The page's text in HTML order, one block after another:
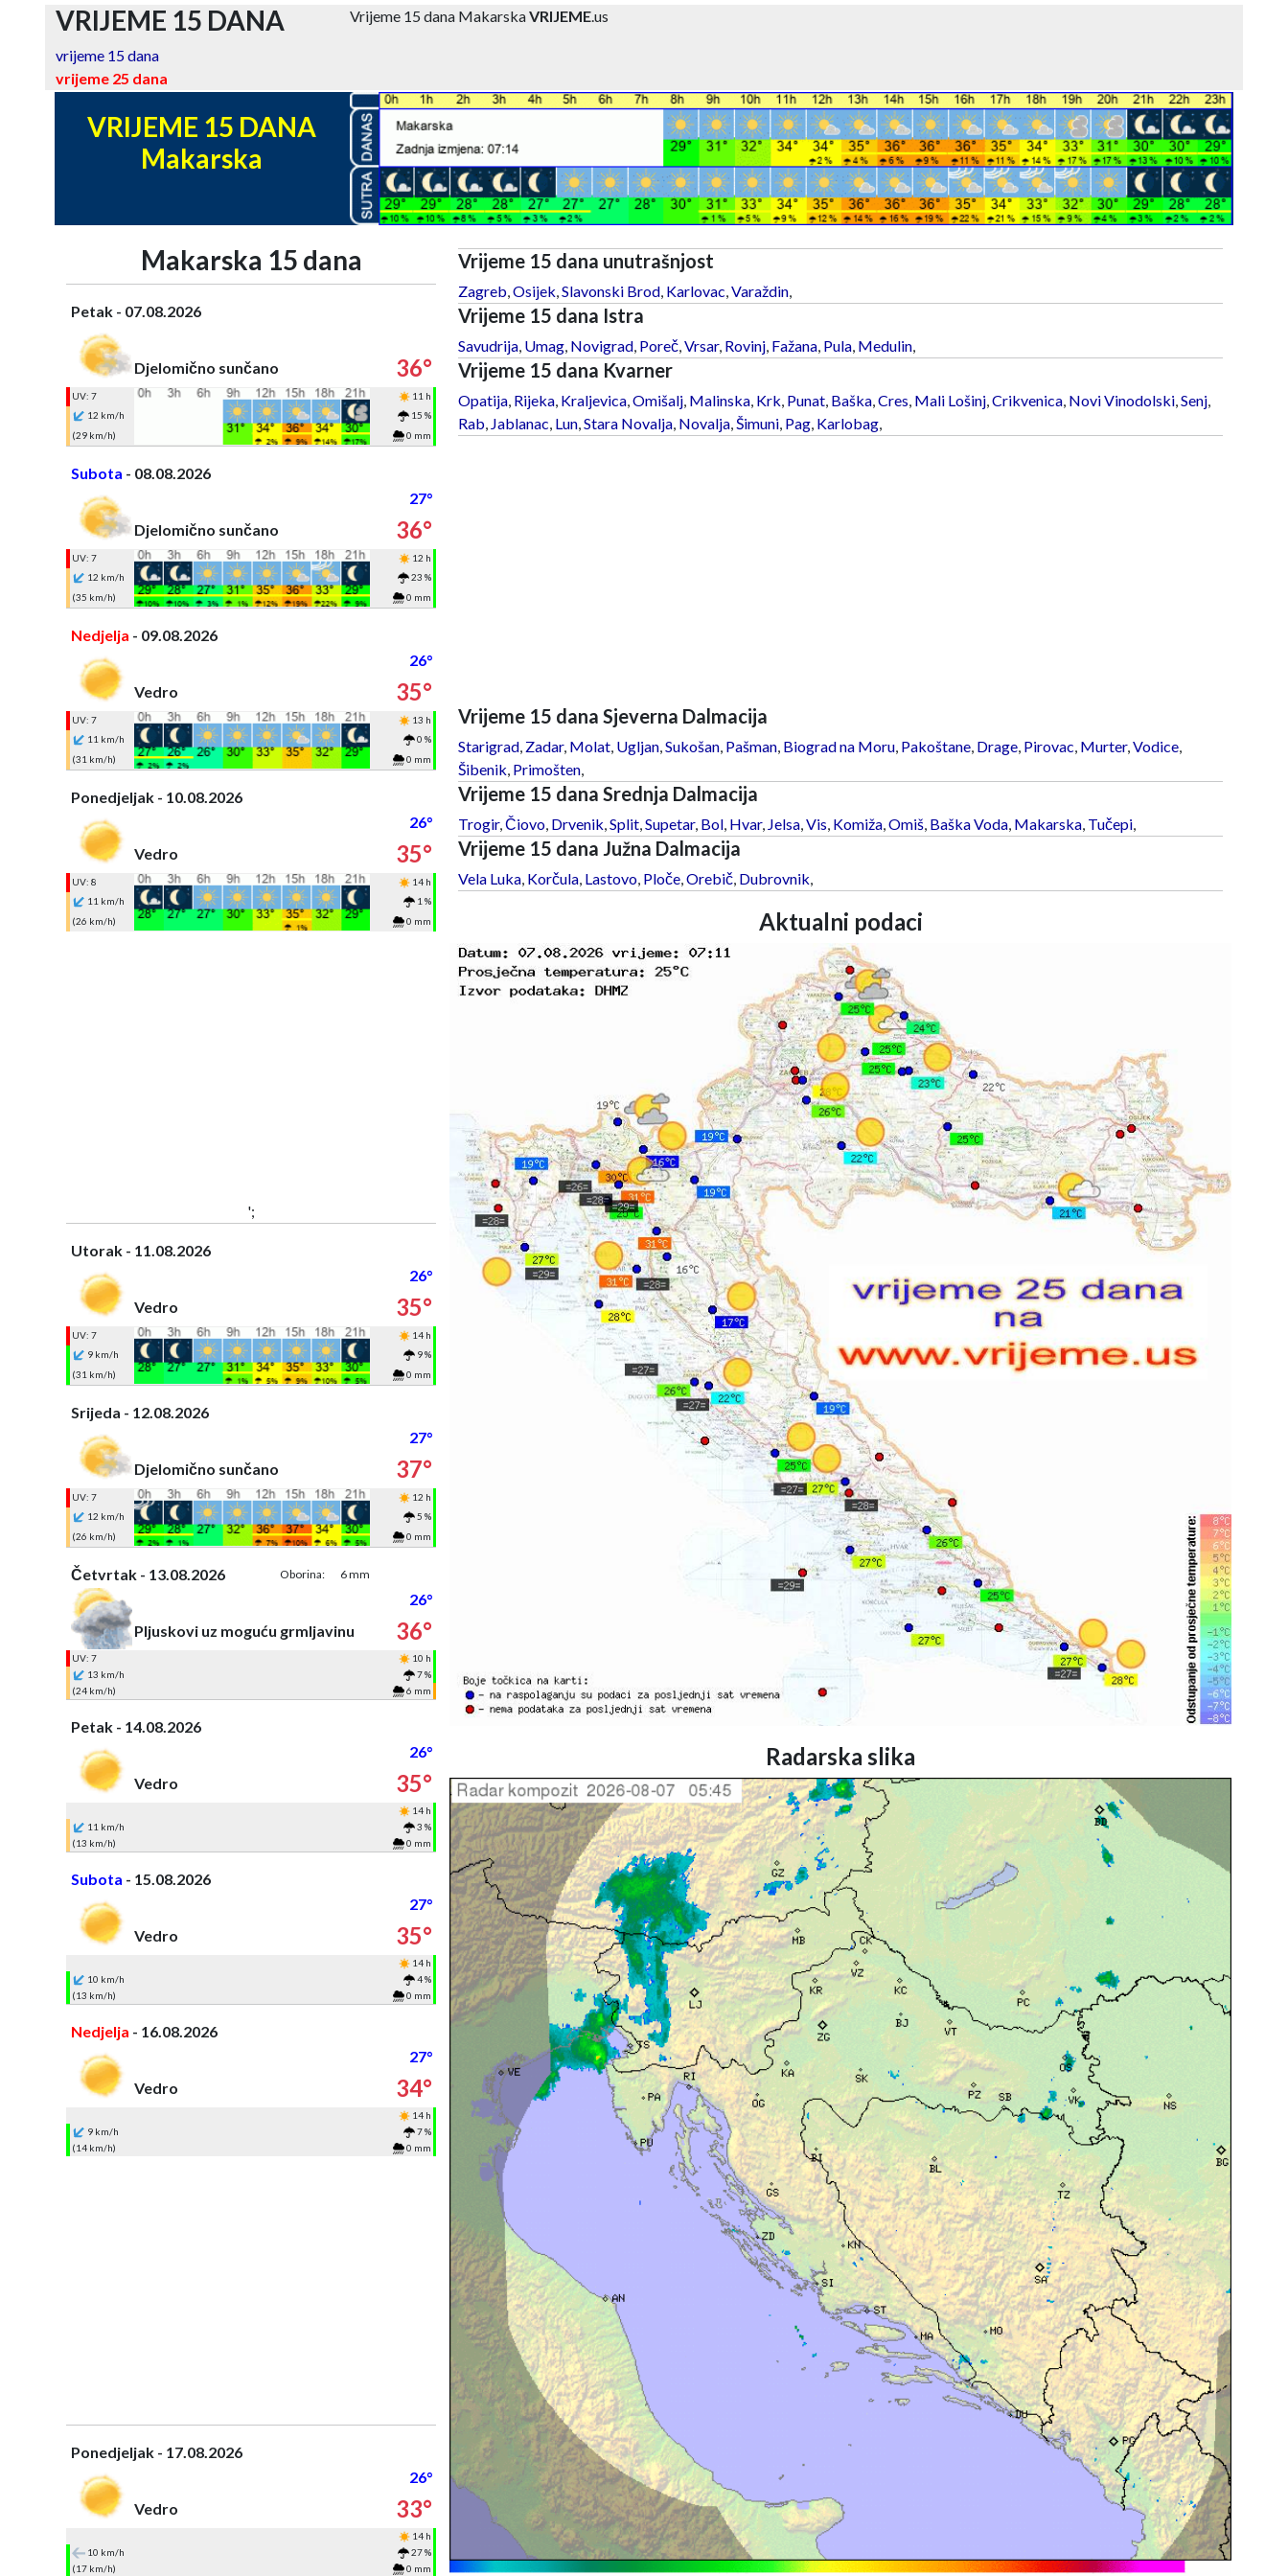
VRIJEME 15 DANA Vrijeme 15 dana MakarskaVRIJEME.us
vrijeme 15 dana
vrijeme 25 dana
VRIJEME 15 DANA
Makarska
Makarska 15 dana
Petak - 07.08.2026
Djelomično sunčano 36°
UV: 7
11 h
12 km/h
15 %
(29 km/h)
0 mm
Subota - 08.08.2026
27°
Djelomično sunčano
36°
UV: 7
12 h
12 km/h
23 %
(35 km/h)
0 mm
Nedjelja - 09.08.2026
26°
Vedro
35°
UV: 7
13 h
11 km/h
0 %
(31 km/h)
0 mm
Ponedjeljak - 10.08.2026
26°
Vedro
35°
UV: 8
14 h
11 km/h
1 %
(26 km/h)
0 mm
';
Utorak - 11.08.2026
26°
Vedro
35°
UV: 7
14 h
9 km/h
9 %
(31 km/h)
0 mm
Srijeda - 12.08.2026
27°
Djelomično sunčano
37°
UV: 7
12 h
12 km/h
5 %
(26 km/h)
0 mm
Četvrtak - 13.08.2026 Oborina: 6 mm
26°
Pljuskovi uz moguću grmljavinu
36°
UV: 7
10 h
13 km/h
7 %
(24 km/h)
6 mm
Petak - 14.08.2026
26°
Vedro
35°
14 h
11 km/h
3 %
(13 km/h)
0 mm
Subota - 15.08.2026
27°
Vedro
35°
14 h
10 km/h
4 %
(13 km/h)
0 mm
Nedjelja - 16.08.2026
27°
Vedro
34°
14 h
9 km/h
7 %
(14 km/h)
0 mm
Ponedjeljak - 17.08.2026
26°
Vedro
33°
14 h
10 km/h
27 %
(17 km/h)
0 mm
Vrijeme 15 dana unutrašnjost
Zagreb Osijek Slavonski Brod, Karlovac Varaždin,
Vrijeme 15 dana Istra
Savudrija, Umag, Novigrad, Poreč, Vrsar, Rovinj, Fažana, Pula, Medulin,
Vrijeme 15 dana Kvarner
Opatija, Rijeka, Kraljevica, Omišalj, Malinska, Krk Punat, Baška, Cres Mali Lošinj, Crikvenica, Novi Vinodolski, Senj,
Rab Jablanac Lun, Stara Novalja, Novalja, Šimuni, Pag, Karlobag,
Vrijeme 15 dana Sjeverna Dalmacija
Starigrad, Zadar, Molat, Ugljan, Sukošan, Pašman, Biograd na Moru, Pakoštane, Drage, Pirovac Murter, Vodice,
Šibenik Primošten,
Vrijeme 15 dana Srednja Dalmacija
Trogir, Čiovo, Drvenik Split, Supetar, Bol, Hvar, Jelsa, Vis Komiža, Omiš, Baška Voda, Makarska, Tučepi,
Vrijeme 15 dana Južna Dalmacija
Vela Luka, Korčula, Lastovo, Ploče, Orebič, Dubrovnik
Aktualni podaci
Radarska slika